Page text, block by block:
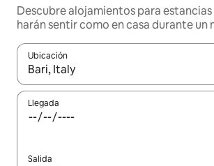
Descubre alojamientos para
harán sentir como en casa durante un
Ubicación
Cuando los resultados estén
Llegada
Salida